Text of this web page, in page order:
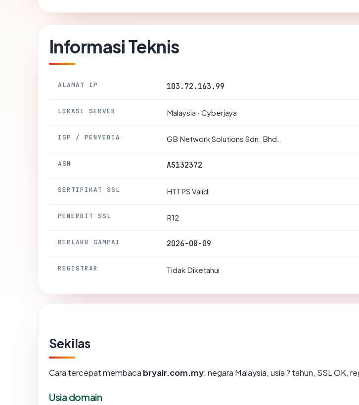
Informasi Teknis
ALAMAT IP 103.72.163.99
LOKASI SERVER Malaysia · Cyberjaya
ISP / PENYEDIA GB Network Solutions Sdn. Bhd.
ASN AS132372
SERTIFIKAT SSL HTTPS Valid
PENERBIT SSL R12
BERLAKU SAMPAI 2026-08-09
REGISTRAR Tidak Diketahui
Sekilas
Cara tercepat membaca bryair.com.my: negara Malaysia, usia ? tahun, SSL OK,
Usia domain